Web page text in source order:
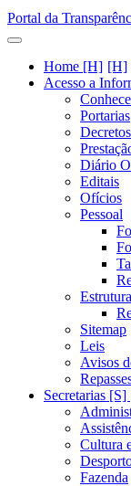
Portal da
Home [H]
Acesso a
Portarias
Decretos
Diário
Editais
Ofícios
Pessoal
Sitemap
Leis
Avisos
Secretarias [S]
Cultura
Fazenda